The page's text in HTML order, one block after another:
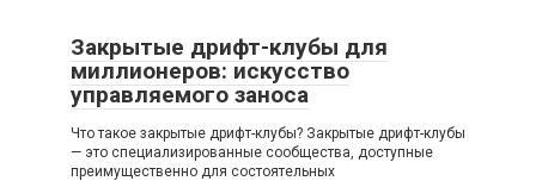
Закрытые дрифт-клубы для
миллионеров: искусство
управляемого заноса
Что такое закрытые дрифт-клубы? Закрытые дрифт-клубы
— это специализированные сообщества, доступные
преимущественно для состоятельных